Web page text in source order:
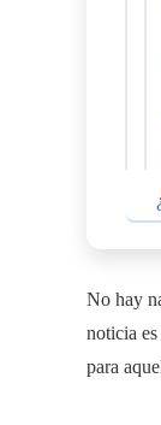
No hay
noticia
para